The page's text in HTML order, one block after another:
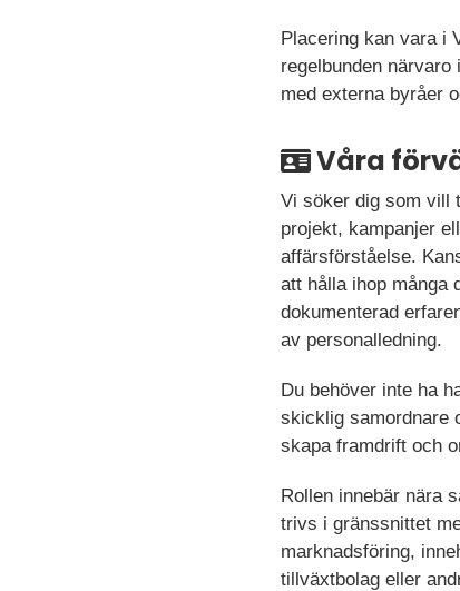
Placering kan vara i
regelbunden
med externa byråer
Våra
Vi söker dig som vill
projekt, kampanjer
affärsförståelse.
att hålla ihop många
dokumenterad
av personalledning.
Du behöver inte ha
skicklig samordnare
skapa framdrift och
Rollen innebär nära
trivs i gränssnittet
marknadsföring,
tillväxtbolag eller